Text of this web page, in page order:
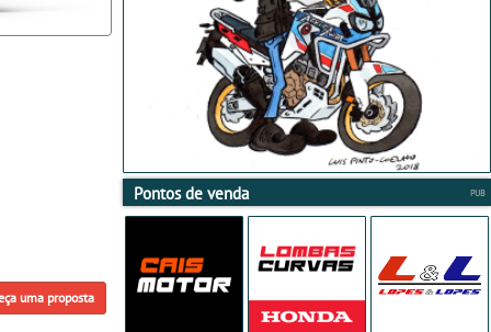
uma proposta
Pontos de venda